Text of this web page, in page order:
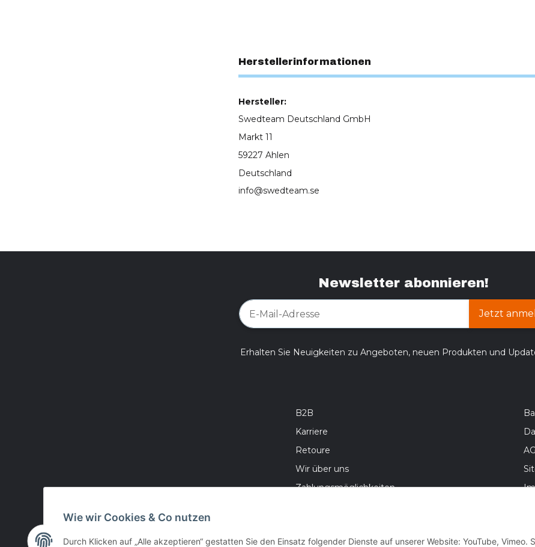
Herstellerinformationen
Hersteller:
Swedteam Deutschland GmbH
Markt 11
59227 Ahlen
Deutschland
info@swedteam.se
Newsletter abonnieren!
Jetzt
Erhalten Sie Neuigkeiten zu Angeboten, neuen Produkten und
B2B
Karriere
Retoure
Wir über uns
Zahlungsmöglichkeiten
Wie wir Cookies & Co nutzen
Durch Klicken auf „Alle akzeptieren“ gestatten Sie den Einsatz folgender Dienste auf unserer Website: YouTube, Vimeo.